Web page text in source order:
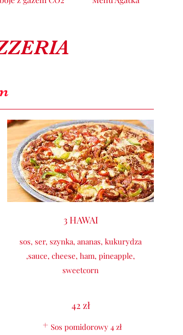
3 HAWAI
sos, ser, szynka, ananas, kukurydza
,sauce, cheese, ham, pineapple,
sweetcorn
42 zł
Sos pomidorowy 4 zł